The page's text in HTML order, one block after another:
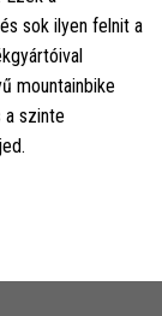
sok ilyen felnit a
mountainbike
a szinte